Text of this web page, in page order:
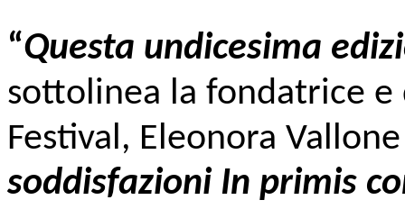
“Questa undicesima
sottolinea la fondatrice
Festival, Eleonora
soddisfazioni In primis